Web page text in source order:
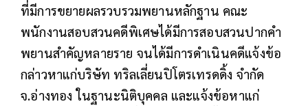
ที่มีการขยายผลรวบรวมพยานหลักฐาน คณะ
พนักงานสอบสวนคดีพิเศษได้มีการสอบสวนปากคำ
พยานสำคัญหลายราย จนได้มีการดำเนินคดีแจ้งข้อ
กล่าวหาแก่บริษัท ทริลเลี่ยนปิโตรเทรดดิ้ง จำกัด
จ.อ่างทอง ในฐานะนิติบุคคล และแจ้งข้อหาแก่